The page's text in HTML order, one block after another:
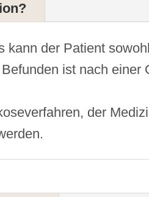
kann der Patient
ist nach
der